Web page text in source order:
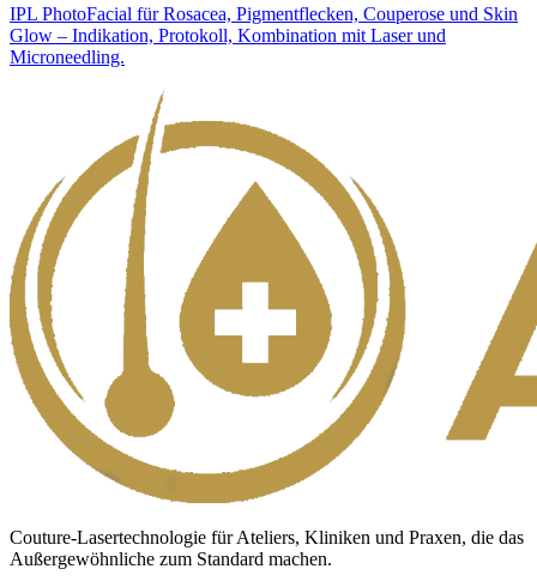
IPL PhotoFacial für Rosacea, Pigmentflecken, Couperose und Skin
Glow – Indikation, Protokoll, Kombination mit Laser und
Microneedling.
Couture-Lasertechnologie für Ateliers, Kliniken und Praxen, die das
Außergewöhnliche zum Standard machen.